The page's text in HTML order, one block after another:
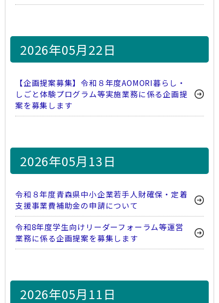
2026年05月22日
【企画提案募集】令和８年度AOMORI暮らし・
しごと体験プログラム等実施業務に係る企画提
案を募集します
2026年05月13日
令和８年度青森県中小企業若手人財確保・定着
支援事業費補助金の申請について
令和8年度学生向けリーダーフォーラム等運営
業務に係る企画提案を募集します
2026年05月11日